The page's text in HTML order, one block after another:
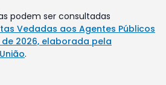
podem ser consultadas
Vedadas aos Agentes Públicos
de 2026, elaborada pela
.